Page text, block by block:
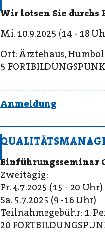
Wir lotsen Sie durchs
Mi. 10.9.2025 (14 - 18
Ort: Ärztehaus,
5
Anmeldung
Einführungsseminar
Zweitägig:
Fr. 4.7.2025 (15 - 20
Sa. 5.7.2025 (9 -16 Uhr)
Teilnahmegebühr: 1.
20